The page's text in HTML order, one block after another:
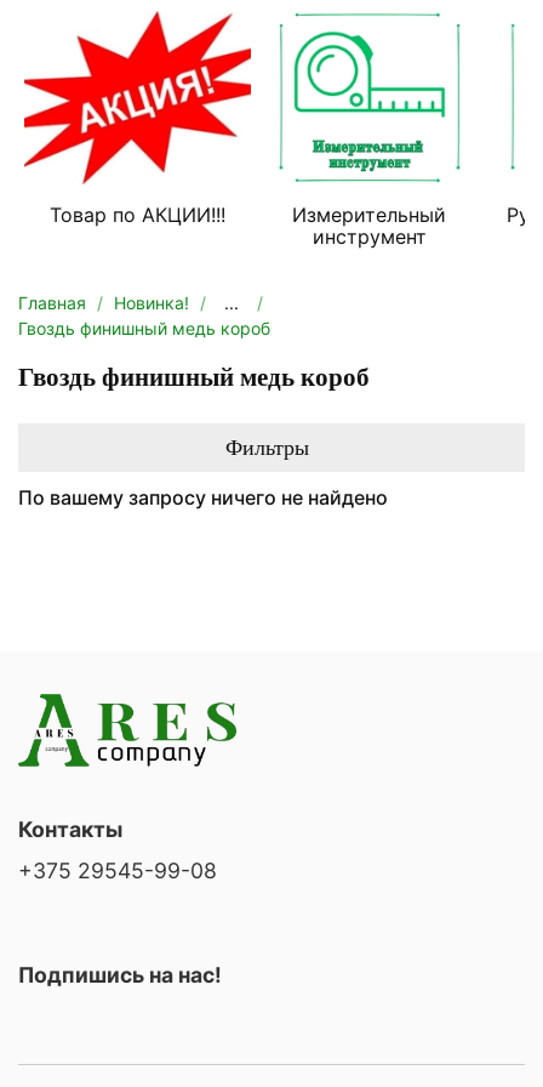
Товар по АКЦИИ!!!
Измерительный
инструмент
Главная Новинка!
...
Гвоздь финишный медь короб
Гвоздь финишный медь короб
Фильтры
По вашему запросу ничего не найдено
Контакты
+375 29545-99-08
Подпишись на нас!